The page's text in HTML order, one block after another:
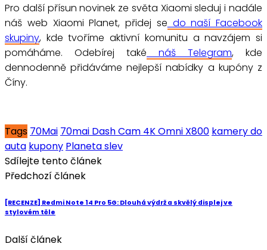
Pro další přísun novinek ze světa Xiaomi sleduj i nadále
náš web Xiaomi Planet, přidej se do naší Facebook
skupiny, kde tvoříme aktivní komunitu a navzájem si
pomáháme. Odebírej také náš Telegram, kde
dennodenně přidáváme nejlepší nabídky a kupóny z
Číny.
Tags 70Mai 70mai Dash Cam 4K Omni X800 kamery do
auta kupony Planeta slev
Sdílejte tento článek
Předchozí článek
[RECENZE] Redmi Note 14 Pro 5G: Dlouhá výdrž a skvělý displej ve
stylovém těle
Další článek